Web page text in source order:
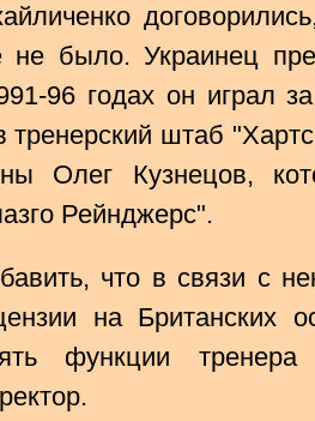
не было. Украинец
96 годах он играл
тренерский штаб
Олег Кузнецов,
Рейнджерс".
что в связи с
на Британских
функции